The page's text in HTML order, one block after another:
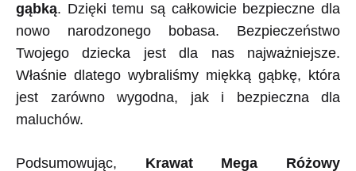
gąbką. Dzięki temu są całkowicie bezpieczne dla
nowo narodzonego bobasa. Bezpieczeństwo
Twojego dziecka jest dla nas najważniejsze.
Właśnie dlatego wybraliśmy miękką gąbkę, która
jest zarówno wygodna, jak i bezpieczna dla
maluchów.
Podsumowując, Krawat Mega Różowy